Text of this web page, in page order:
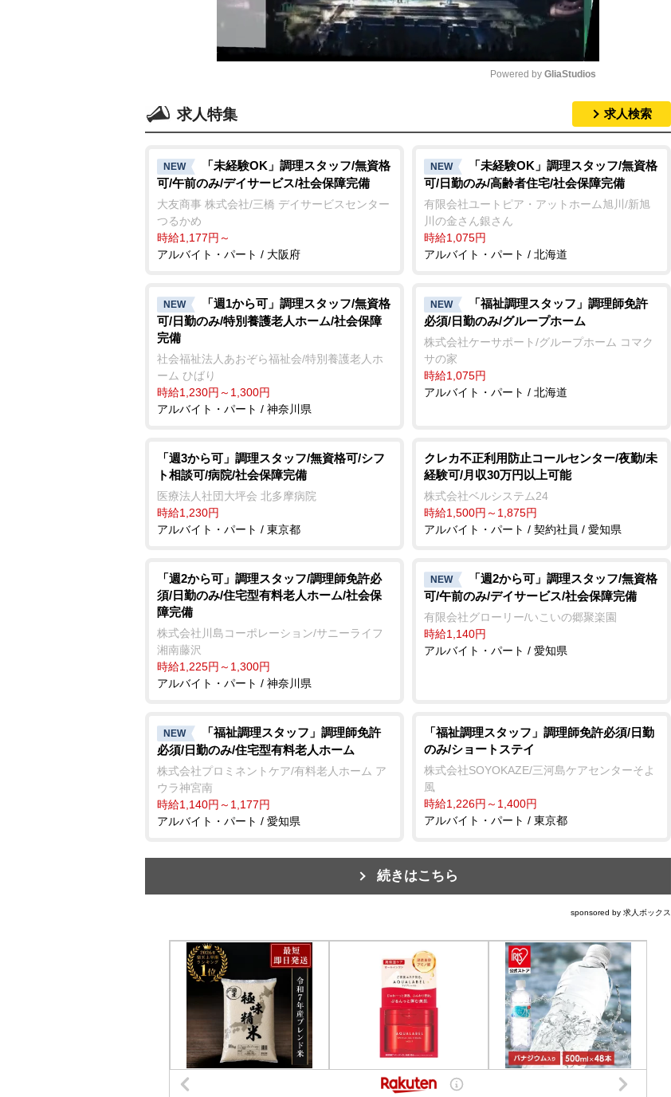
t
e
Powered by GliaStudios
求人特集 求人検索
NEW
「未経験OK」調理スタッフ/無資格
可/午前のみ/デイサービス/社会保障完備
大友商事 株式会社/三橋 デイサービスセンター
つるかめ
時給1,177円～
アルバイト・パート / 大阪府
NEW
「未経験OK」調理スタッフ/無資格
可/日勤のみ/高齢者住宅/社会保障完備
有限会社ユートピア・アットホーム旭川/新旭
川の金さん銀さん
時給1,075円
アルバイト・パート / 北海道
NEW
「週1から可」調理スタッフ/無資格
可/日勤のみ/特別養護老人ホーム/社会保障
完備
社会福祉法人あおぞら福祉会/特別養護老人ホ
ーム ひばり
時給1,230円～1,300円
アルバイト・パート / 神奈川県
NEW
「福祉調理スタッフ」調理師免許
必須/日勤のみ/グループホーム
株式会社ケーサポート/グループホーム コマク
サの家
時給1,075円
アルバイト・パート / 北海道
「週3から可」調理スタッフ/無資格可/シフ
ト相談可/病院/社会保障完備
医療法人社団大坪会 北多摩病院
時給1,230円
アルバイト・パート / 東京都
クレカ不正利用防止コールセンター/夜勤/未
経験可/月収30万円以上可能
株式会社ベルシステム24
時給1,500円～1,875円
アルバイト・パート / 契約社員 / 愛知県
「週2から可」調理スタッフ/調理師免許必
須/日勤のみ/住宅型有料老人ホーム/社会保
障完備
株式会社川島コーポレーション/サニーライフ
湘南藤沢
時給1,225円～1,300円
アルバイト・パート / 神奈川県
NEW
「週2から可」調理スタッフ/無資格
可/午前のみ/デイサービス/社会保障完備
有限会社グローリー/いこいの郷聚楽園
時給1,140円
アルバイト・パート / 愛知県
NEW
「福祉調理スタッフ」調理師免許
必須/日勤のみ/住宅型有料老人ホーム
株式会社プロミネントケア/有料老人ホーム ア
ウラ神宮南
時給1,140円～1,177円
アルバイト・パート / 愛知県
「福祉調理スタッフ」調理師免許必須/日勤
のみ/ショートステイ
株式会社SOYOKAZE/三河島ケアセンターそよ
風
時給1,226円～1,400円
アルバイト・パート / 東京都
続きはこちら
sponsored by 求人ボックス